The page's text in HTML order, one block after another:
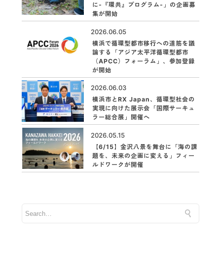
に-『環共』プログラム-」の企画募
集が開始
2026.06.05
横浜で循環型都市移行への道筋を議
論する「アジア太平洋循環型都市
（APCC）フォーラム」、参加登録
が開始
2026.06.03
横浜市とRX Japan、循環型社会の
実現に向けた展示会「国際サーキュ
ラー総合展」開催へ
2026.05.15
【6/15】金沢八景を舞台に「海の課
題を、未来の企画に変える」フィー
ルドワークが開催